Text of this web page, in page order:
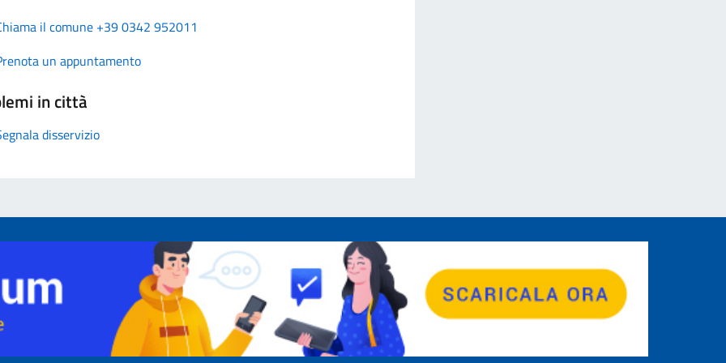
il comune +39 0342 952011
un appuntamento
in città
disservizio